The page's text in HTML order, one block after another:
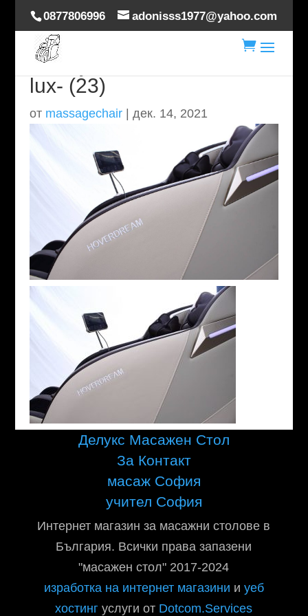
0877806996 adonisss1977@yahoo.com

masaj-scaun-hoverdream-
lux- (23)
от massagechair| дек. 14, 2021
Делукс Масажен Стол
За Контакт
масаж София
учител София
Интернет магазин за масажни столове в
България. Всички права запазени
"масажен стол" 2017-2024
изработка на интернет магазини и уеб
хостинг услуги от Dotcom.Services